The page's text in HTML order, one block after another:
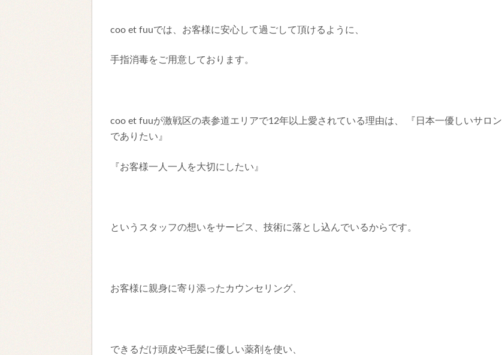
coo et fuuでは、お客様に安心して過ごして頂けるように、
手指消毒をご用意しております。
coo et fuuが激戦区の表参道エリアで12年以上愛されている理由は、 『日本一優しいサロン
でありたい』
『お客様一人一人を大切にしたい』
というスタッフの想いをサービス、技術に落とし込んでいるからです。
お客様に親身に寄り添ったカウンセリング、
できるだけ頭皮や毛髪に優しい薬剤を使い、